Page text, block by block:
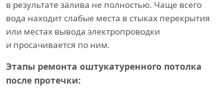
в результате залива не полностью. Чаще всего
вода находит слабые места в стыках перекрытия
или местах вывода электропроводки
и просачивается по ним.
Этапы ремонта оштукатуренного потолка
после протечки: